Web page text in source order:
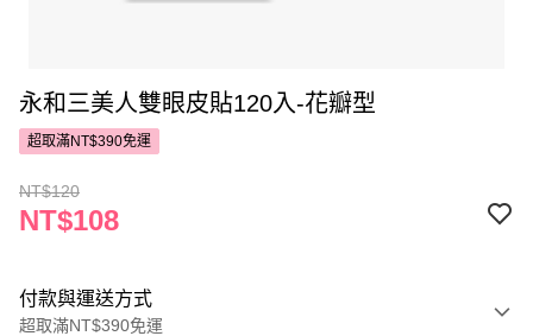
永和三美人雙眼皮貼120入-花瓣型
超取滿NT$390免運
NT$120
NT$108
付款與運送方式
超取滿NT$390免運